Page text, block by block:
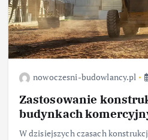
nowoczesni-budowlancy.pl
Zastosowanie
budynkach
W dzisiejszych czasach